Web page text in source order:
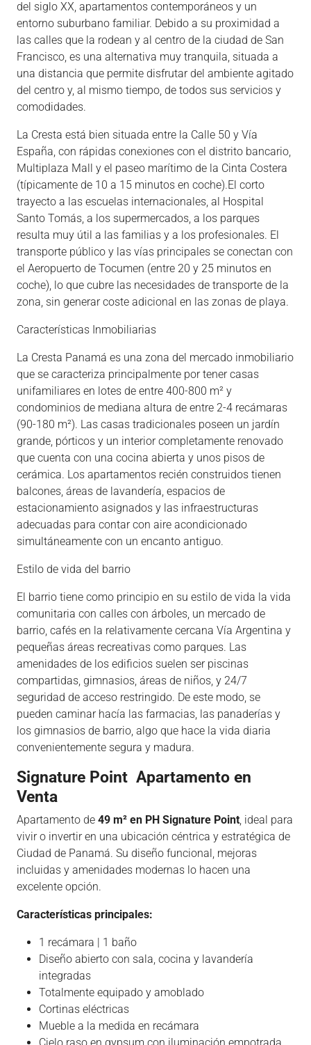
del siglo XX, apartamentos contemporáneos y un
entorno suburbano familiar. Debido a su proximidad a
las calles que la rodean y al centro de la ciudad de San
Francisco, es una alternativa muy tranquila, situada a
una distancia que permite disfrutar del ambiente agitado
del centro y, al mismo tiempo, de todos sus servicios y
comodidades.
La Cresta está bien situada entre la Calle 50 y Vía
España, con rápidas conexiones con el distrito bancario,
Multiplaza Mall y el paseo marítimo de la Cinta Costera
(típicamente de 10 a 15 minutos en coche).El corto
trayecto a las escuelas internacionales, al Hospital
Santo Tomás, a los supermercados, a los parques
resulta muy útil a las familias y a los profesionales. El
transporte público y las vías principales se conectan con
el Aeropuerto de Tocumen (entre 20 y 25 minutos en
coche), lo que cubre las necesidades de transporte de la
zona, sin generar coste adicional en las zonas de playa.
Características Inmobiliarias
La Cresta Panamá es una zona del mercado inmobiliario
que se caracteriza principalmente por tener casas
unifamiliares en lotes de entre 400-800 m² y
condominios de mediana altura de entre 2-4 recámaras
(90-180 m²). Las casas tradicionales poseen un jardín
grande, pórticos y un interior completamente renovado
que cuenta con una cocina abierta y unos pisos de
cerámica. Los apartamentos recién construidos tienen
balcones, áreas de lavandería, espacios de
estacionamiento asignados y las infraestructuras
adecuadas para contar con aire acondicionado
simultáneamente con un encanto antiguo.
Estilo de vida del barrio
El barrio tiene como principio en su estilo de vida la vida
comunitaria con calles con árboles, un mercado de
barrio, cafés en la relativamente cercana Vía Argentina y
pequeñas áreas recreativas como parques. Las
amenidades de los edificios suelen ser piscinas
compartidas, gimnasios, áreas de niños, y 24/7
seguridad de acceso restringido. De este modo, se
pueden caminar hacía las farmacias, las panaderías y
los gimnasios de barrio, algo que hace la vida diaria
convenientemente segura y madura.
Signature Point Apartamento en
Venta
Apartamento de 49 m² en PH Signature Point, ideal para
vivir o invertir en una ubicación céntrica y estratégica de
Ciudad de Panamá. Su diseño funcional, mejoras
incluidas y amenidades modernas lo hacen una
excelente opción.
Características principales:
1 recámara | 1 baño
Diseño abierto con sala, cocina y lavandería
integradas
Totalmente equipado y amoblado
Cortinas eléctricas
Mueble a la medida en recámara